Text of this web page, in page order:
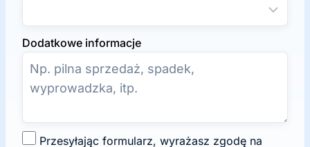
Dodatkowe informacje